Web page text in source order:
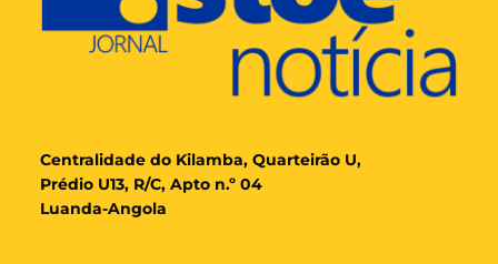
Centralidade do Kilamba, Quarteirão U,
Prédio U13, R/C, Apto n.º 04
Luanda-Angola